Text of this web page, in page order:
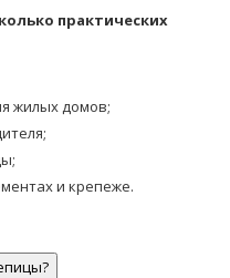
практических
жилых домов;
и крепеже.